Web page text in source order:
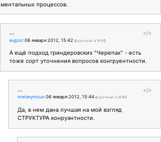
ментальных процессов.
</>
...
eugzol 06 января 2012, 15:42 (оригинал в ЖЖ)
А ещё подход гриндеровских "Черепах" - есть
тоже сорт уточнения вопросов конгруентности.
</>
...
metanymous 06 января 2012, 15:44 (оригинал в ЖЖ)
Да, в нем дана лучшая на мой взгляд
СТРУКТУРА конруэнтности.